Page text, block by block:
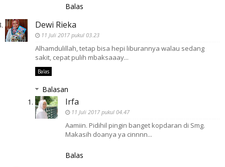
Balas
Dewi Rieka
11 Juli 2017 pukul 03.23
Alhamdulillah, tetap bisa hepi liburannya walau sedang
sakit, cepat pulih mbaksaaay...
Balas
Balasan
Irfa
11 Juli 2017 pukul 04.47
Aamiin. Pidihil pingin banget kopdaran di Smg.
Makasih doanya ya cinnnn...
Balas